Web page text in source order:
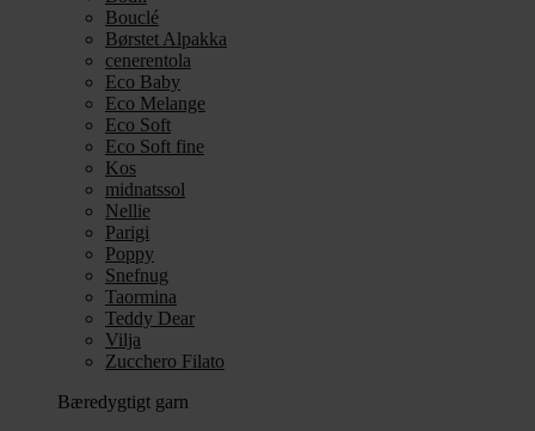
Bouclé
Børstet Alpakka
cenerentola
Eco Baby
Eco Melange
Eco Soft
Eco Soft fine
Kos
midnatssol
Nellie
Parigi
Poppy
Snefnug
Taormina
Teddy Dear
Vilja
Zucchero Filato
Bæredygtigt garn